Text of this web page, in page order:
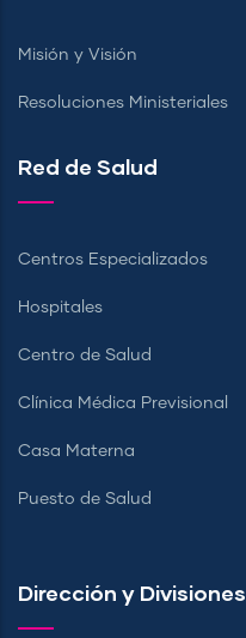
Misión y Visión
Resoluciones Ministeriales
Red de Salud
Centros Especializados
Hospitales
Centro de Salud
Clínica Médica Previsional
Casa Materna
Puesto de Salud
Dirección y Divisiones